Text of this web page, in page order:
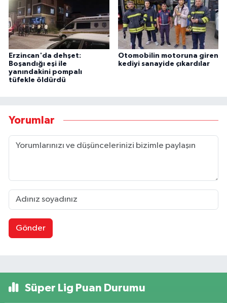
Erzincan'da dehşet:
Boşandığı eşi ile
yanındakini pompalı
tüfekle öldürdü
Otomobilin motoruna giren
kediyi sanayide çıkardılar
Yorumlar
Gönder
Süper Lig Puan Durumu